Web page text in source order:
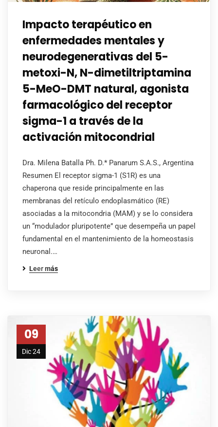
Impacto terapéutico en
enfermedades mentales y
neurodegenerativas del 5-
metoxi-N, N-dimetiltriptamina
5-MeO-DMT natural, agonista
farmacológico del receptor
sigma-1 a través de la
activación mitocondrial
Dra. Milena Batalla Ph. D.* Panarum S.A.S., Argentina
Resumen El receptor sigma-1 (S1R) es una
chaperona que reside principalmente en las
membranas del retículo endoplasmático (RE)
asociadas a la mitocondria (MAM) y se lo considera
un “modulador pluripotente” que desempeña un papel
fundamental en el mantenimiento de la homeostasis
neuronal.…
Leer más
09
Dic 24